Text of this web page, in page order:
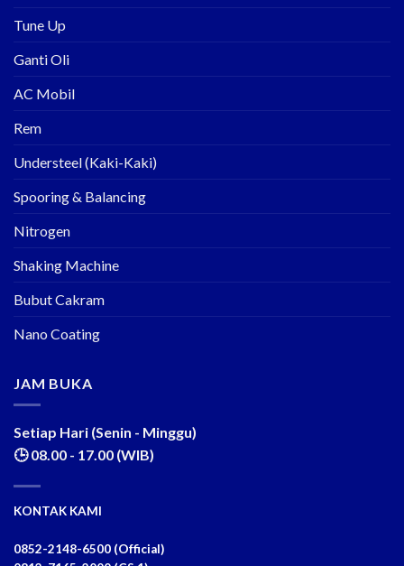
Tune Up
Ganti Oli
AC Mobil
Rem
Understeel (Kaki-Kaki)
Spooring & Balancing
Nitrogen
Shaking Machine
Bubut Cakram
Nano Coating
JAM BUKA
Setiap Hari (Senin - Minggu)
🕒 08.00 - 17.00 (WIB)
KONTAK KAMI
0852-2148-6500 (Official)